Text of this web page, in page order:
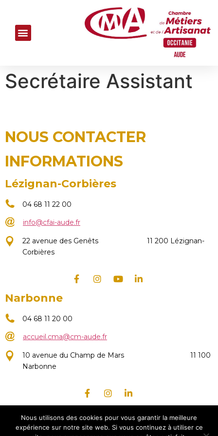
Secrétaire Assistant
NOUS CONTACTER
INFORMATIONS
Lézignan-Corbières
04 68 11 22 00
info@cfai-aude.fr
22 avenue des Genêts 11 200 Lézignan-
Corbières
Narbonne
04 68 11 20 00
accueil.cma@cm-aude.fr
10 avenue du Champ de Mars 11 100
Narbonne
Politique de confidentialité
Nous utilisons des cookies pour vous garantir la meilleure
expérience sur notre site web. Si vous continuez à utiliser ce